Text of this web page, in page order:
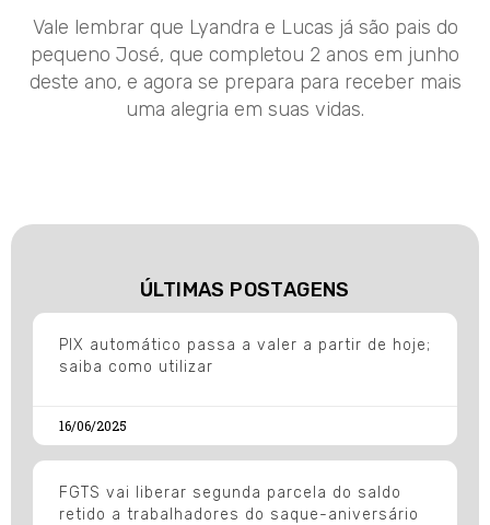
Vale lembrar que Lyandra e Lucas já são pais do
pequeno José, que completou 2 anos em junho
deste ano, e agora se prepara para receber mais
uma alegria em suas vidas.
ÚLTIMAS POSTAGENS
PIX automático passa a valer a partir de hoje;
saiba como utilizar
16/06/2025
FGTS vai liberar segunda parcela do saldo
retido a trabalhadores do saque-aniversário